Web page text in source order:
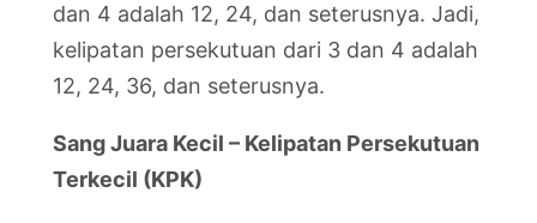
dan 4 adalah 12, 24, dan seterusnya. Jadi,
kelipatan persekutuan dari 3 dan 4 adalah
12, 24, 36, dan seterusnya.
Sang Juara Kecil – Kelipatan Persekutuan
Terkecil (KPK)